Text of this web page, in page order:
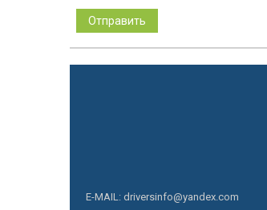
E-MAIL: driversinfo@yandex.com